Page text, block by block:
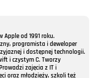
od 1991 roku.
programista i deweloper
i dostępnej technologii.
i czystym C. Tworzy
zajęcia z IT i
oraz młodzieży, szkoli też